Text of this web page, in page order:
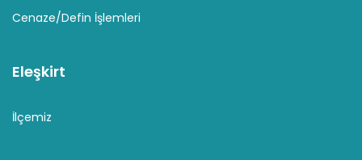
Cenaze/Defin İşlemleri
Eleşkirt
İlçemiz